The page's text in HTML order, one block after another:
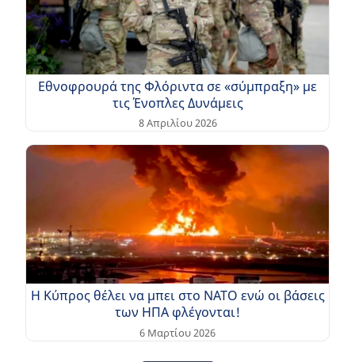
Εθνοφρουρά της Φλόριντα σε «σύμπραξη» με
τις Ένοπλες Δυνάμεις
8 Απριλίου 2026
Η Κύπρος θέλει να μπει στο ΝΑΤΟ ενώ οι βάσεις
των ΗΠΑ φλέγονται!
6 Μαρτίου 2026